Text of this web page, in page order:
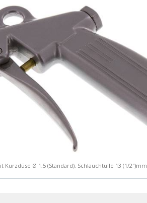
Kurzdüse Ø 1,5 (Standard), Schlauchtülle 13 (1/2″)mm